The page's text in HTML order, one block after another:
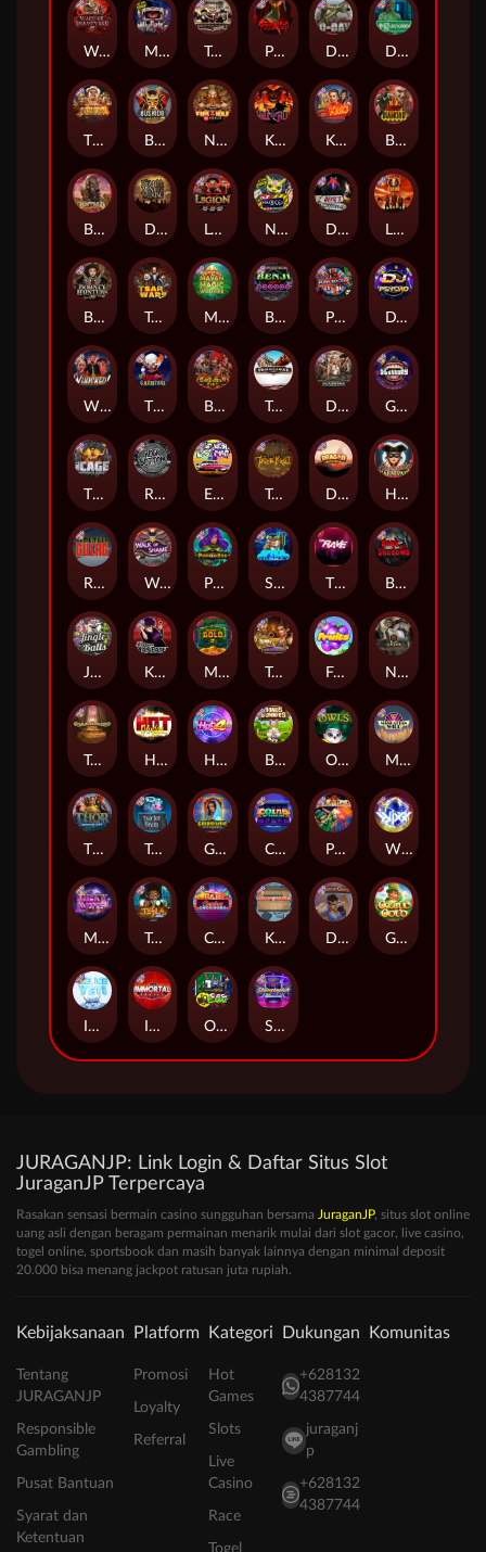
Kill Em All Blood Diamond
Nexus Fire In The Hole xBomb
Dead Men Walking
Tsar Wars
Munchies
Nexus Outsourced
Nexus Tombstone RIP
Tombstone No Mercy
Manhattan Goes Wild
Kiss My Chainsaw
Book Of Shadows
Rock Bottom
Tractor Beam
Casino Win Spin
The Cage
Hot Nudge
Space Donkey
Bounty Hunters xNudge®
Starstruck
Warrior Graveyard xNudge
Monkey's Gold xPays
Little Bighorn
Benji Killed in Vegas
Barbarian Fury
Poison Eve
Devil's Crossroad
Tomb of Nefertiti
Tomb of Akhenaten
Golden Genie And The Walking Wilds
Dragon Tribe
Immortal Fruits
Tesla Jolt Dungeon Quest
Coins of Fortune
Gluttony
Mayan Magic Wildfire
WiXX
Possessed
Outsourced: Slash Game
Legion X
Fruits
Bonus Bunnies
Deadwood xNudge
Disturbed
DJ Psycho
Hot 4 Cash
Buffalo Hunter
Tombstone
Owls
Punk Rocker
Milky Ways Gaelic Gold
East Coast Vs West Coast
The Creepy Carnival
Whacked
Jingle Balls
Harlequin Carnival
Walk of Shame
Kitchen Drama: Sushi Mania
Pixies vs Pirates
Thor: Hammer Time
Ice Ice Yeti
Remember Gulag
Karen Maneater
True kult
Bushido Way xNudge
D Day
The Border
The Rave
JURAGANJP: Link Login & Daftar Situs Slot
JuraganJP Terpercaya
Rasakan sensasi bermain casino sungguhan bersama JuraganJP, situs slot online
uang asli dengan beragam permainan menarik mulai dari slot gacor, live casino,
togel online, sportsbook dan masih banyak lainnya dengan minimal deposit
20.000 bisa menang jackpot ratusan juta rupiah.
Kebijaksanaan
Tentang
JURAGANJP
Responsible
Gambling
Pusat Bantuan
Syarat dan
Ketentuan
Platform
Promosi
Loyalty
Referral
Kategori
Hot
Games
Slots
Live
Casino
Race
Dukungan
+628132
4387744
juraganj
p
+628132
4387744
Komunitas